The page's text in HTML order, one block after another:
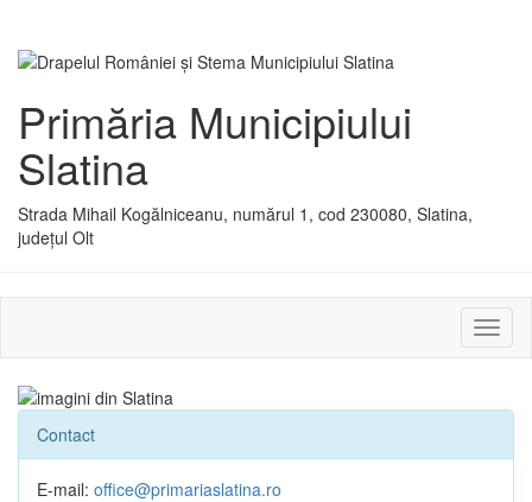
Primăria Municipiului
Slatina
Strada Mihail Kogălniceanu, numărul 1, cod 230080, Slatina,
județul Olt
sau
Contact
E-mail: office@primariaslatina.ro